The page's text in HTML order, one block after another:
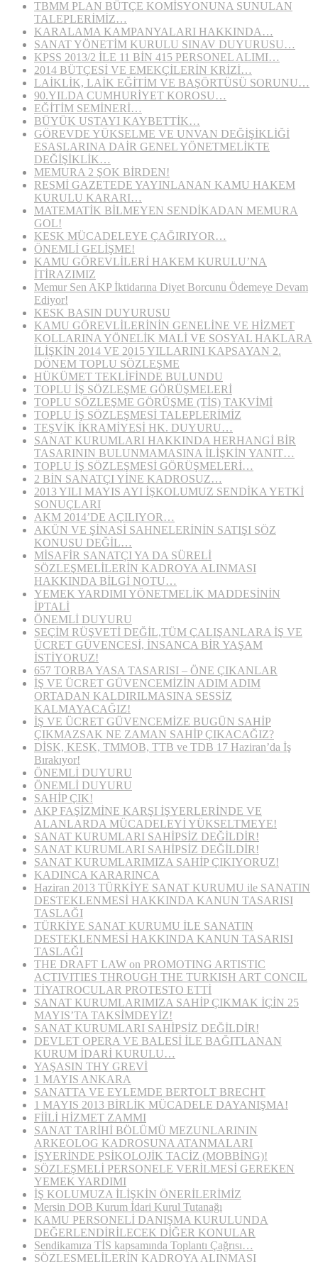
TBMM PLAN BÜTÇE KOMİSYONUNA SUNULAN
TALEPLERİMİZ…
KARALAMA KAMPANYALARI HAKKINDA…
SANAT YÖNETİM KURULU SINAV DUYURUSU…
KPSS 2013/2 İLE 11 BİN 415 PERSONEL ALIMI…
2014 BÜTÇESİ VE EMEKÇİLERİN KRİZİ…
LAİKLİK, LAİK EĞİTİM VE BAŞÖRTÜSÜ SORUNU…
90.YILDA CUMHURİYET KOROSU…
EĞİTİM SEMİNERİ…
BÜYÜK USTAYI KAYBETTİK…
GÖREVDE YÜKSELME VE UNVAN DEĞİŞİKLİĞİ
ESASLARINA DAİR GENEL YÖNETMELİKTE
DEĞİŞİKLİK…
MEMURA 2 ŞOK BİRDEN!
RESMİ GAZETEDE YAYINLANAN KAMU HAKEM
KURULU KARARI…
MATEMATİK BİLMEYEN SENDİKADAN MEMURA
GOL!
KESK MÜCADELEYE ÇAĞIRIYOR…
ÖNEMLİ GELİŞME!
KAMU GÖREVLİLERİ HAKEM KURULU’NA
İTİRAZIMIZ
Memur Sen AKP İktidarına Diyet Borcunu Ödemeye Devam
Ediyor!
KESK BASIN DUYURUSU
KAMU GÖREVLİLERİNİN GENELİNE VE HİZMET
KOLLARINA YÖNELİK MALİ VE SOSYAL HAKLARA
İLİŞKİN 2014 VE 2015 YILLARINI KAPSAYAN 2.
DÖNEM TOPLU SÖZLEŞME
HÜKÜMET TEKLİFİNDE BULUNDU
TOPLU İŞ SÖZLEŞME GÖRÜŞMELERİ
TOPLU SÖZLEŞME GÖRÜŞME (TİS) TAKVİMİ
TOPLU İŞ SÖZLEŞMESİ TALEPLERİMİZ
TEŞVİK İKRAMİYESİ HK. DUYURU…
SANAT KURUMLARI HAKKINDA HERHANGİ BİR
TASARININ BULUNMAMASINA İLİŞKİN YANIT…
TOPLU İŞ SÖZLEŞMESİ GÖRÜŞMELERİ…
2 BİN SANATÇI YİNE KADROSUZ…
2013 YILI MAYIS AYI İŞKOLUMUZ SENDİKA YETKİ
SONUÇLARI
AKM 2014’DE AÇILIYOR…
AKÜN VE ŞİNASİ SAHNELERİNİN SATIŞI SÖZ
KONUSU DEĞİL…
MİSAFİR SANATÇI YA DA SÜRELİ
SÖZLEŞMELİLERİN KADROYA ALINMASI
HAKKINDA BİLGİ NOTU…
YEMEK YARDIMI YÖNETMELİK MADDESİNİN
İPTALİ
ÖNEMLİ DUYURU
SEÇİM RÜŞVETİ DEĞİL,TÜM ÇALIŞANLARA İŞ VE
ÜCRET GÜVENCESİ, İNSANCA BİR YAŞAM
İSTİYORUZ!
657 TORBA YASA TASARISI – ÖNE ÇIKANLAR
İŞ VE ÜCRET GÜVENCEMİZİN ADIM ADIM
ORTADAN KALDIRILMASINA SESSİZ
KALMAYACAĞIZ!
İŞ VE ÜCRET GÜVENCEMİZE BUGÜN SAHİP
ÇIKMAZSAK NE ZAMAN SAHİP ÇIKACAĞIZ?
DİSK, KESK, TMMOB, TTB ve TDB 17 Haziran’da İş
Bırakıyor!
ÖNEMLİ DUYURU
ÖNEMLİ DUYURU
SAHİP ÇIK!
AKP FAŞİZMİNE KARŞI İŞYERLERİNDE VE
ALANLARDA MÜCADELEYİ YÜKSELTMEYE!
SANAT KURUMLARI SAHİPSİZ DEĞİLDİR!
SANAT KURUMLARI SAHİPSİZ DEĞİLDİR!
SANAT KURUMLARIMIZA SAHİP ÇIKIYORUZ!
KADINCA KARARINCA
Haziran 2013 TÜRKİYE SANAT KURUMU ile SANATIN
DESTEKLENMESİ HAKKINDA KANUN TASARISI
TASLAĞI
TÜRKİYE SANAT KURUMU İLE SANATIN
DESTEKLENMESİ HAKKINDA KANUN TASARISI
TASLAĞI
THE DRAFT LAW on PROMOTING ARTISTIC
ACTIVITIES THROUGH THE TURKISH ART CONCIL
TİYATROCULAR PROTESTO ETTİ
SANAT KURUMLARIMIZA SAHİP ÇIKMAK İÇİN 25
MAYIS’TA TAKSİMDEYİZ!
SANAT KURUMLARI SAHİPSİZ DEĞİLDİR!
DEVLET OPERA VE BALESİ İLE BAĞITLANAN
KURUM İDARİ KURULU…
YAŞASIN THY GREVİ
1 MAYIS ANKARA
SANATTA VE EYLEMDE BERTOLT BRECHT
1 MAYIS 2013 BİRLİK MÜCADELE DAYANIŞMA!
FİİLİ HİZMET ZAMMI
SANAT TARİHİ BÖLÜMÜ MEZUNLARININ
ARKEOLOG KADROSUNA ATANMALARI
İŞYERİNDE PSİKOLOJİK TACİZ (MOBBİNG)!
SÖZLEŞMELİ PERSONELE VERİLMESİ GEREKEN
YEMEK YARDIMI
İŞ KOLUMUZA İLİŞKİN ÖNERİLERİMİZ
Mersin DOB Kurum İdari Kurul Tutanağı
KAMU PERSONELİ DANIŞMA KURULUNDA
DEĞERLENDİRİLECEK DİĞER KONULAR
Sendikamıza TİS kapsamında Toplantı Çağrısı…
SÖZLEŞMELİLERİN KADROYA ALINMASI